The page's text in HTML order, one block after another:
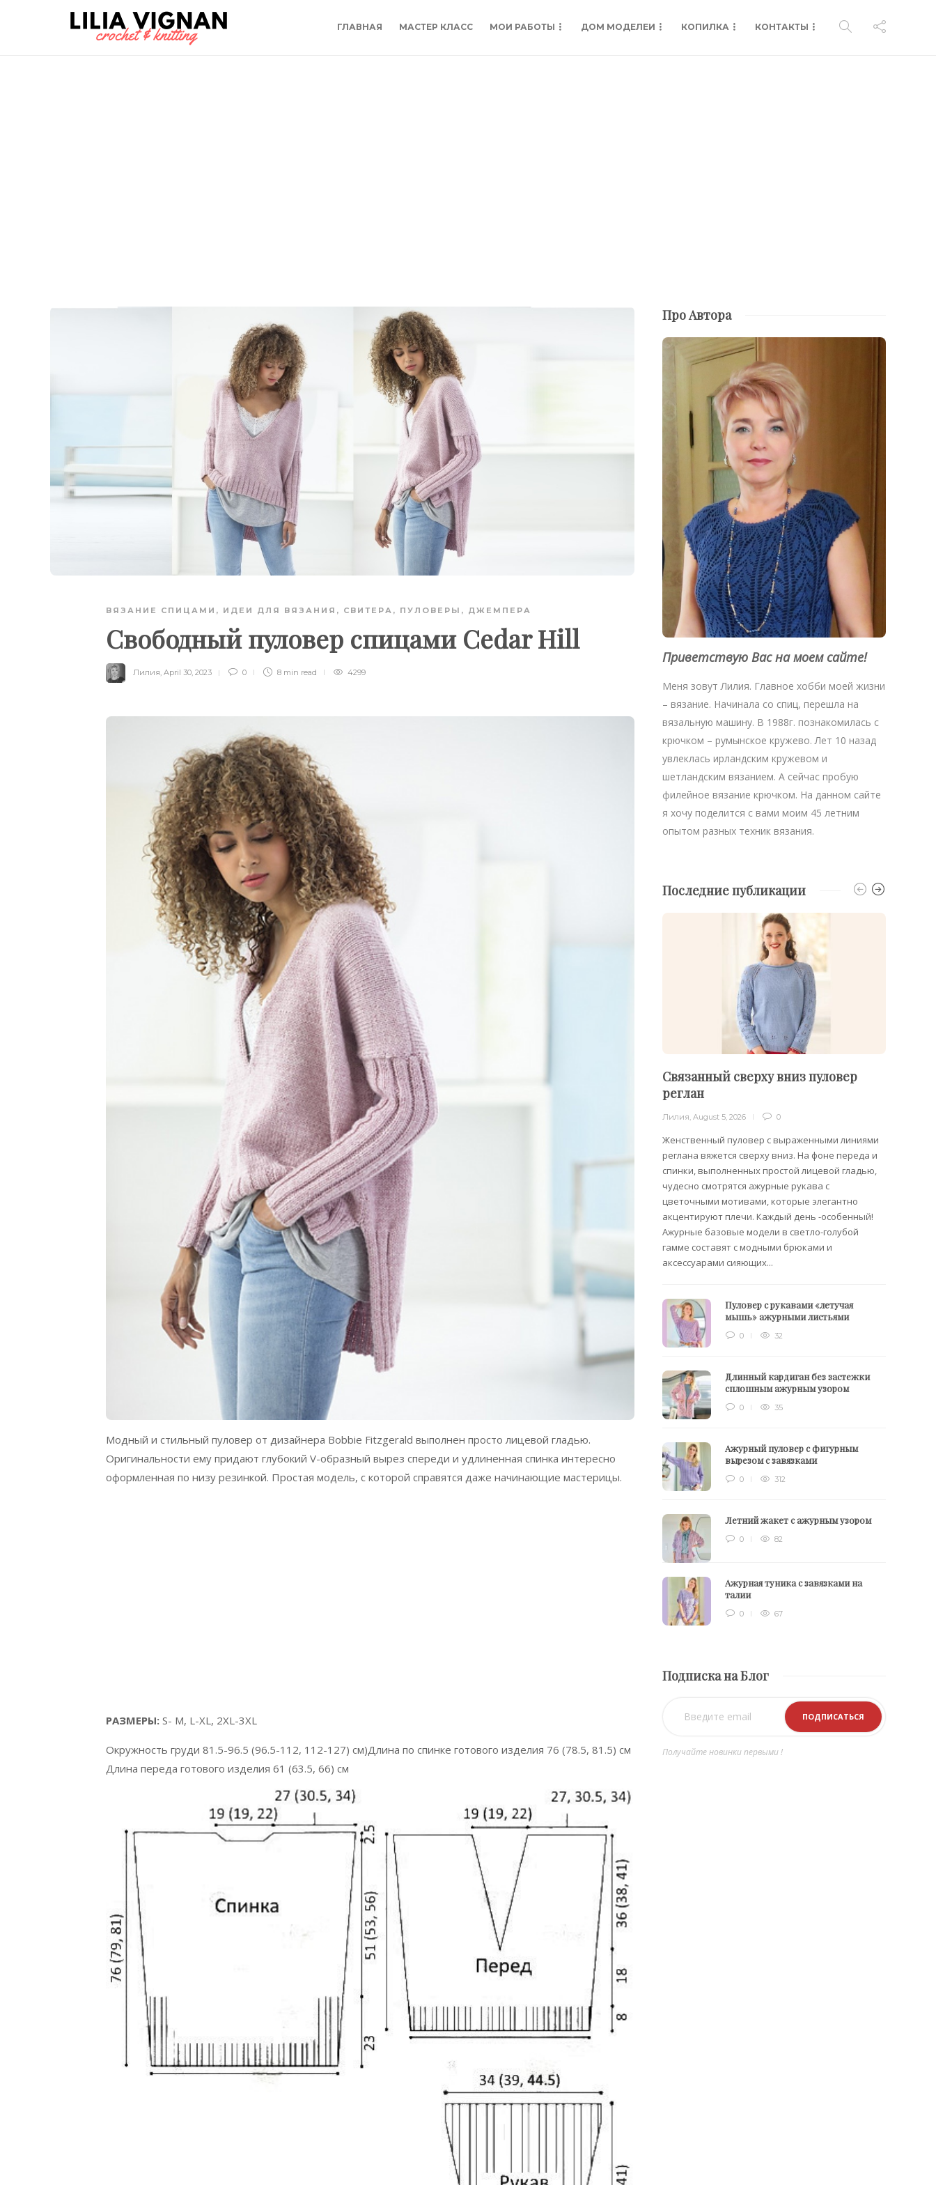
ГЛАВНАЯ МАСТЕР КЛАСС МОИ РАБОТЫ ДОМ МОДЕЛЕИ КОПИЛКА КОНТАКТЫ
ВЯЗАНИЕ СПИЦАМИ , ИДЕИ ДЛЯ ВЯЗАНИЯ , СВИТЕРА, ПУЛОВЕРЫ, ДЖЕМПЕРА
Свободный пуловер спицами Cedar Hill
Лилия, April 30, 2023 0 8 min read 4299
Модный и стильный пуловер от дизайнера Bobbie Fitzgerald выполнен просто лицевой гладью.
Оригинальности ему придают глубокий V-образный вырез спереди и удлиненная спинка интересно
оформленная по низу резинкой. Простая модель, с которой справятся даже начинающие мастерицы.
РАЗМЕРЫ: S- M, L-XL, 2XL-3XL
Окружность груди 81.5-96.5 (96.5-112, 112-127) см)Длина по спинке готового изделия 76 (78.5, 81.5) см
Длина переда готового изделия 61 (63.5, 66) см
Про Автора
Приветствую Вас на моем сайте!
Меня зовут Лилия. Главное хобби моей жизни
– вязание. Начинала со спиц, перешла на
вязальную машину. В 1988г. познакомилась с
крючком – румынское кружево. Лет 10 назад
увлеклась ирландским кружевом и
шетландским вязанием. А сейчас пробую
филейное вязание крючком. На данном сайте
я хочу поделится с вами моим 45 летним
опытом разных техник вязания.
Последние публикации
Связанный сверху вниз пуловер
реглан
Лилия ,August 5, 2026 0
Женственный пуловер с выраженными линиями
реглана вяжется сверху вниз. На фоне переда и
спинки, выполненных простой лицевой гладью,
чудесно смотрятся ажурные рукава с
цветочными мотивами, которые элегантно
акцентируют плечи. Каждый день -особенный!
Ажурные базовые модели в светло-голубой
гамме составят с модными брюками и
аксессуарами сияющих...
Пуловер с рукавами «летучая
мышь» ажурными листьями
0 32
Длинный кардиган без застежки
сплошным ажурным узором
0 35
Ажурный пуловер с фигурным
вырезом с завязками
0 312
Летний жакет с ажурным узором
0 82
Ажурная туника с завязками на
талии
0 67
Подписка на Блог
Получайте новинки первыми !